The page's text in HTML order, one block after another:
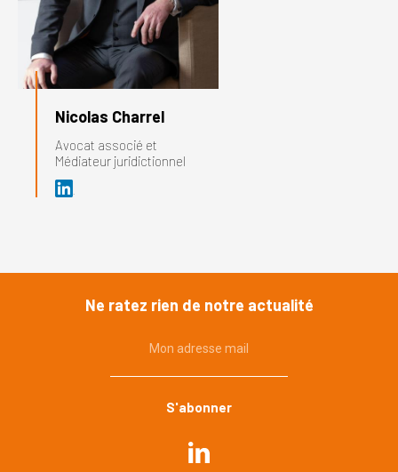
Nicolas Charrel
Avocat associé et
Médiateur juridictionnel
Ne ratez rien de notre actualité
Mon adresse mail
Commande publique
Urbanisme, environnement